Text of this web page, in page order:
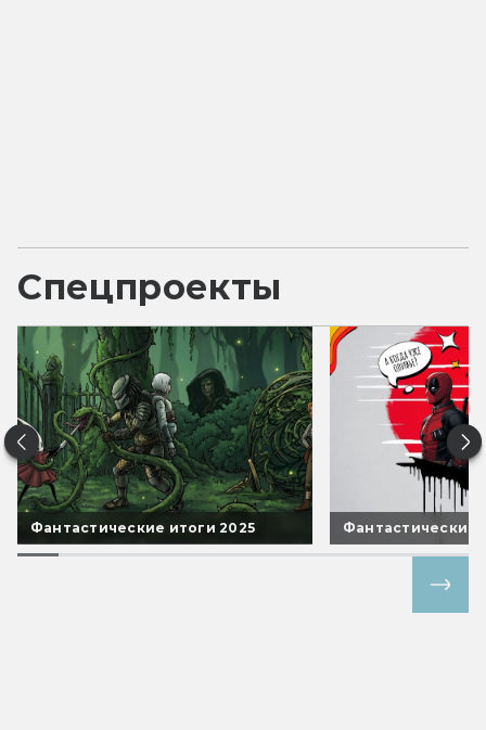
Спецпроекты
Фантастические итоги 2025 Фантастические